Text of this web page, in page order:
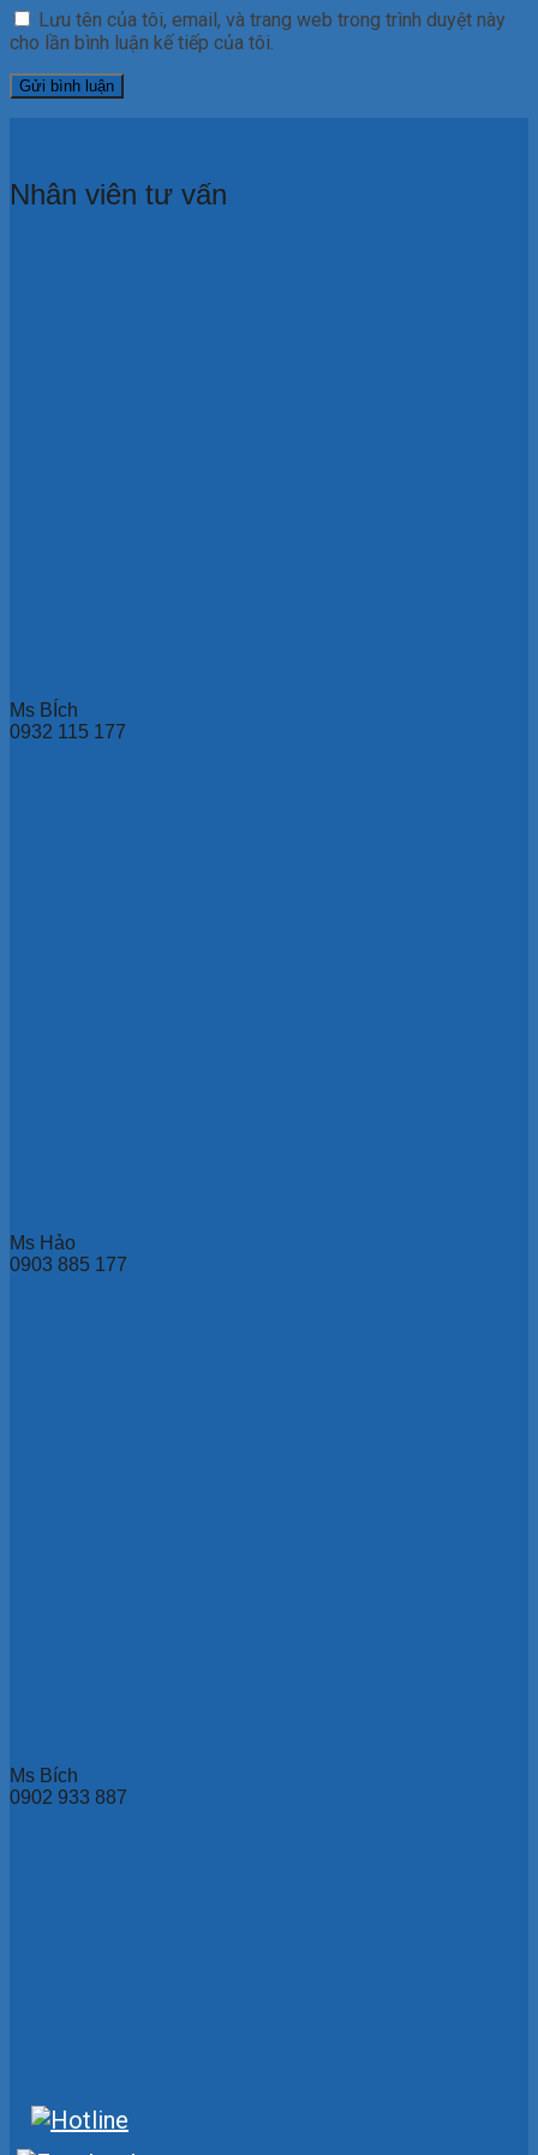
Lưu tên của tôi, email, và trang web trong trình duyệt này
cho lần bình luận kế tiếp của tôi.
Nhân viên tư vấn
Ms BÍch
0932 115 177
Ms Hảo
0903 885 177
Ms Bích
0902 933 887